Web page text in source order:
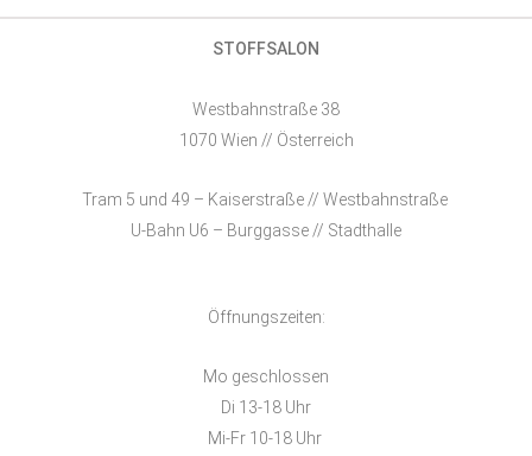
STOFFSALON
Westbahnstraße 38
1070 Wien // Österreich
Tram 5 und 49 – Kaiserstraße // Westbahnstraße
U-Bahn U6 – Burggasse // Stadthalle
Öffnungszeiten:
Mo geschlossen
Di 13-18 Uhr
Mi-Fr 10-18 Uhr